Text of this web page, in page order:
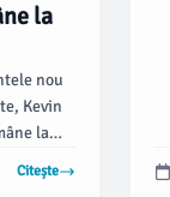
la
nou
Kevin
la
că va
Citește